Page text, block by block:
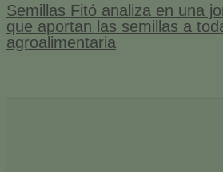
Semillas Fitó analiza en una
que aportan las semillas a
agroalimentaria